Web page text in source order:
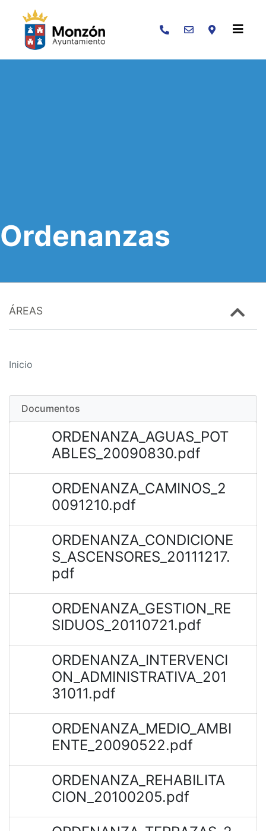
Buscar
Ordenanzas
ÁREAS
Inicio
Documentos
ORDENANZA_AGUAS_POT
ABLES_20090830.pdf
ORDENANZA_CAMINOS_2
0091210.pdf
ORDENANZA_CONDICIONE
S_ASCENSORES_20111217.
pdf
ORDENANZA_GESTION_RE
SIDUOS_20110721.pdf
ORDENANZA_INTERVENCI
ON_ADMINISTRATIVA_201
31011.pdf
ORDENANZA_MEDIO_AMBI
ENTE_20090522.pdf
ORDENANZA_REHABILITA
CION_20100205.pdf